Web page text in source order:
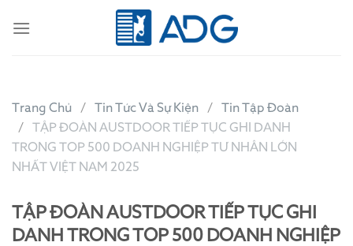
Trang Chủ Tin Tức Và Sự Kiện
Tin Tập Đoàn
TẬP ĐOÀN AUSTDOOR TIẾP TỤC GHI DANH
TRONG TOP 500 DOANH NGHIỆP TƯ NHÂN LỚN
NHẤT VIỆT NAM 2025
TẬP ĐOÀN AUSTDOOR TIẾP TỤC GHI
DANH TRONG TOP 500 DOANH NGHIỆP